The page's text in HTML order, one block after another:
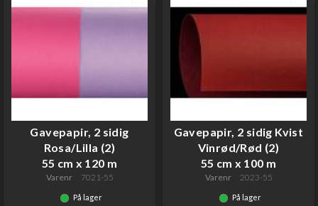
Gavepapir, 2 sidig
Rosa/Lilla (2)
55 cm x 120 m
Varenr 7021-55
På lager
Gavepapir, 2 sidig Kvist
Vinrød/Rød (2)
55 cm x 100 m
Varenr 2023-55
På lager